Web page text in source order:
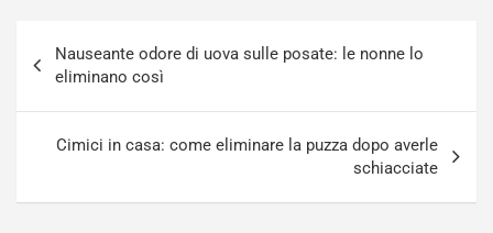
articoli
Nauseante odore di uova sulle posate: le nonne lo
eliminano così
Cimici in casa: come eliminare la puzza dopo averle
schiacciate